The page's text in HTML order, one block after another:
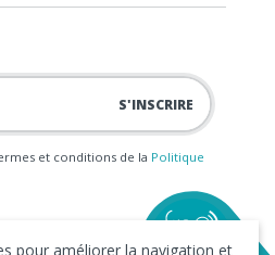
et conditions de la Politique
pour améliorer la navigation et